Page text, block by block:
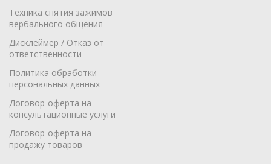
Техника снятия зажимов
вербального общения
Дисклеймер / Отказ от
ответственности
Политика обработки
персональных данных
Договор-оферта на
консультационные услуги
Договор-оферта на
продажу товаров